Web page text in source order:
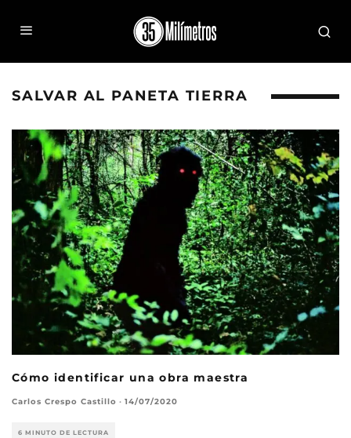
SALVAR AL PANETA TIERRA
Cómo identificar una obra maestra
Carlos Crespo Castillo · 14/07/2020
6 MINUTO DE LECTURA